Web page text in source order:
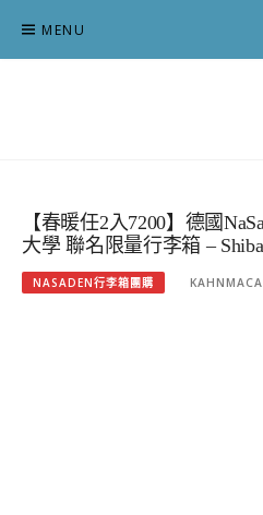
content
MENU
【春暖任2入7200】德國
大學 聯名限量行李箱 –
NASADEN行李箱團購